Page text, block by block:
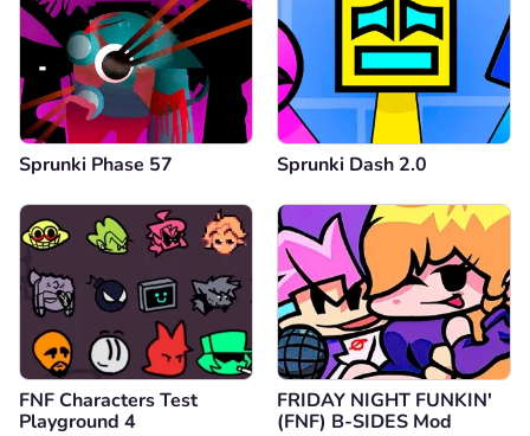
Sprunki Phase 57 Sprunki Dash 2.0
FNF Characters Test
Playground 4
FRIDAY NIGHT FUNKIN'
(FNF) B-SIDES Mod